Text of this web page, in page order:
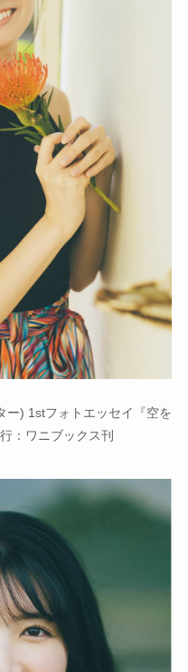
ー) 1stフォトエッセイ『空を
：ワニブックス刊